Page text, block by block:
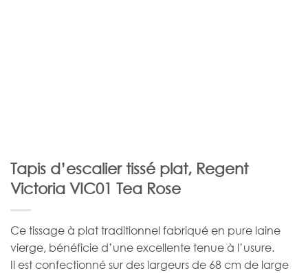
Tapis d’escalier tissé plat, Regent
Victoria VIC01 Tea Rose
Ce tissage à plat traditionnel fabriqué en pure laine
vierge, bénéficie d’une excellente tenue à l’usure.
Il est confectionné sur des largeurs de 68 cm de large